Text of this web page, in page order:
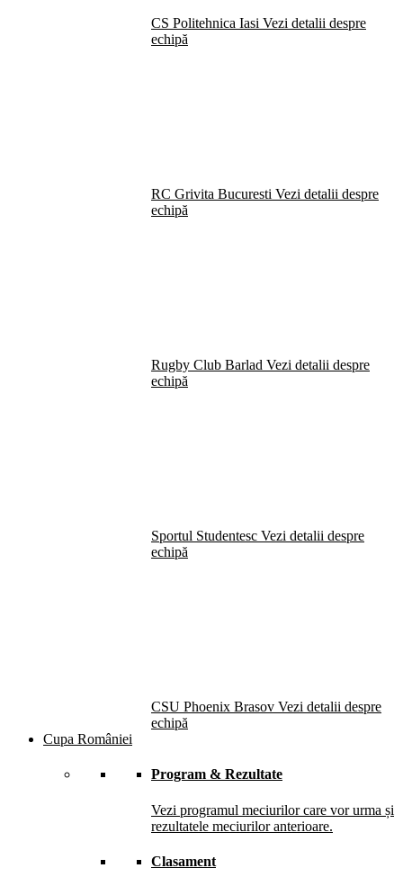
CS Politehnica Iasi Vezi detalii despre
echipă
RC Grivita Bucuresti Vezi detalii despre
echipă
Rugby Club Barlad Vezi detalii despre
echipă
Sportul Studentesc Vezi detalii despre
echipă
CSU Phoenix Brasov Vezi detalii despre
echipă
Cupa României
Program & Rezultate
Vezi programul meciurilor care vor urma și
rezultatele meciurilor anterioare.
Clasament